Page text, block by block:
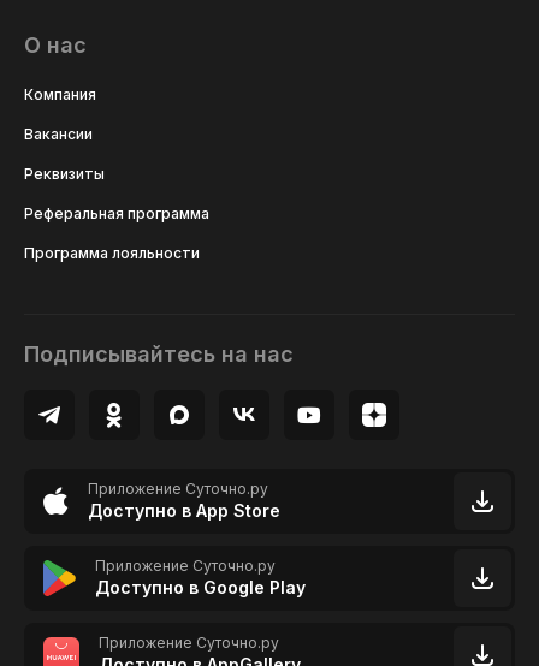
О нас
Компания
Вакансии
Реквизиты
Реферальная программа
Программа лояльности
Подписывайтесь на нас
Приложение Суточно.ру
Доступно в App Store
Приложение Суточно.ру
Доступно в Google Play
Приложение Суточно.ру